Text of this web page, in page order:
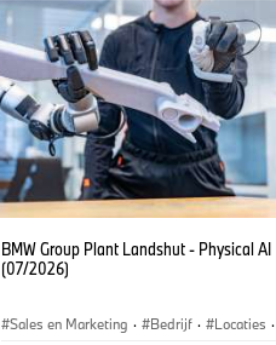
BMW Group Plant Landshut - Physical AI
(07/2026)
Sales en Marketing · Bedrijf · Locaties ·